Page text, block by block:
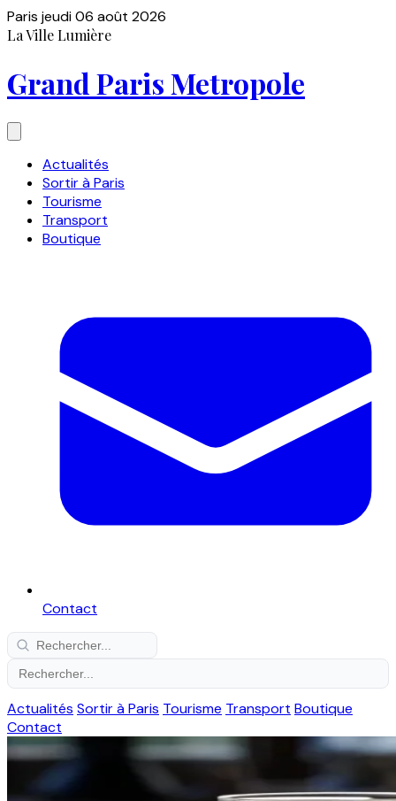
Paris jeudi 06 août 2026
La Ville Lumière
Grand Paris Metropole
Actualités
Sortir à Paris
Tourisme
Transport
Boutique
Contact
Actualités Sortir à Paris Tourisme Transport Boutique
Contact